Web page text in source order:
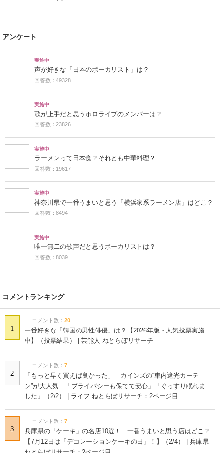
アンケート
実施中
声が好きな「日本のボーカリスト」は？
回答数：49328
実施中
歌が上手だと思うホロライブのメンバーは？
回答数：23826
実施中
ラーメンって日本食？それとも中華料理？
回答数：19617
実施中
神奈川県で一番うまいと思う「横浜家系ラーメン店」はどこ？
回答数：8494
実施中
唯一無二の歌声だと思うボーカリストは？
回答数：8039
コメントランキング
1
コメント数： 20
一番好きな「韓国の男性俳優」は？【2026年版・人気投票実施
中】（投票結果） | 芸能人 ねとらぼリサーチ
2
コメント数： 7
「もっと早く買えば良かった」 カインズの“車内遮光カーテ
ン”が大人気 「プライバシーも保てて安心」「ぐっすり眠れま
した」（2/2） | ライフ ねとらぼリサーチ：2ページ目
3
コメント数： 7
兵庫県の「ケーキ」の名店10選！ 一番うまいと思う店はどこ？
【7月12日は「デコレーションケーキの日」！】（2/4） | 兵庫県